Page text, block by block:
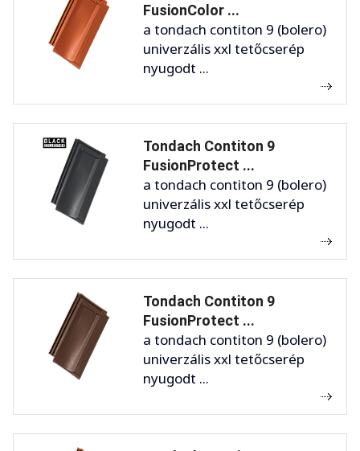
FusionColor ...
a tondach contiton 9 (bolero)
univerzális xxl tetőcserép
nyugodt ...
Tondach Contiton 9
FusionProtect ...
a tondach contiton 9 (bolero)
univerzális xxl tetőcserép
nyugodt ...
Tondach Contiton 9
FusionProtect ...
a tondach contiton 9 (bolero)
univerzális xxl tetőcserép
nyugodt ...